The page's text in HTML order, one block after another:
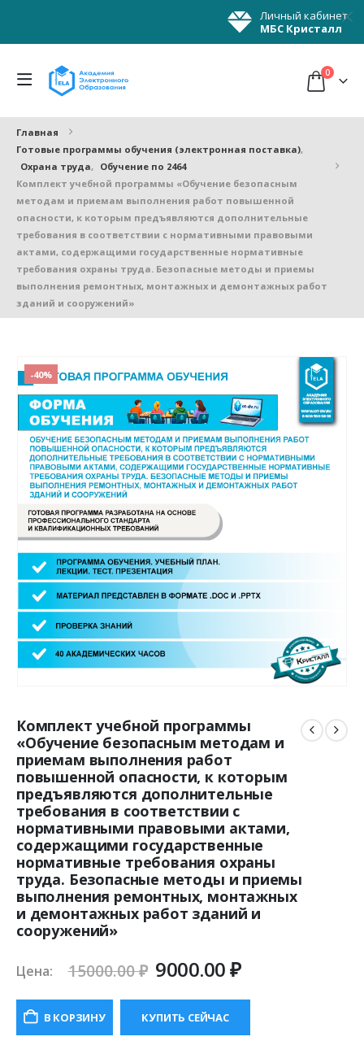
Личный кабинет
МБС Кристалл
0
Главная
Готовые программы обучения (электронная поставка),
Охрана труда, Обучение по 2464
Комплект учебной программы «Обучение безопасным
методам и приемам выполнения работ повышенной
опасности, к которым предъявляются дополнительные
требования в соответствии с нормативными правовыми
актами, содержащими государственные нормативные
требования охраны труда. Безопасные методы и приемы
выполнения ремонтных, монтажных и демонтажных работ
зданий и сооружений»
-40%
Комплект учебной программы
«Обучение безопасным методам и
приемам выполнения работ
повышенной опасности, к которым
предъявляются дополнительные
требования в соответствии с
нормативными правовыми актами,
содержащими государственные
нормативные требования охраны
труда. Безопасные методы и приемы
выполнения ремонтных, монтажных
и демонтажных работ зданий и
сооружений»
Цена: 15000.00₽ Первоначальная
составляла
15000.00 ₽.
9000.00₽Текущая
9000.00 ₽.
В КОРЗИНУ КУПИТЬ СЕЙЧАС